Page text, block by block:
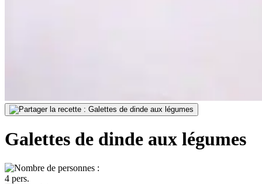
Galettes de dinde aux légumes
4 pers.